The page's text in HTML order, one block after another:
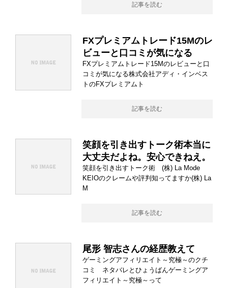
記事を読む
FXプレミアムトレード15Mのレ
ビューと口コミが気になる
FXプレミアムトレード15Mのレビューと口
コミが気になる株式会社アディ・インベス
トのFXプレミアムト
記事を読む
笑顔を引き出すトーク術本当に
大丈夫だよね。安心できねえ。
笑顔を引き出すトーク術 (株) La Mode
KEIOのクレームや評判知ってますか(株) La
M
記事を読む
尾形 智志さんの経歴教えて
ゲーミングアフィリエイト～究極～のクチ
コミ ネタバレとひょうばんゲーミングア
フィリエイト～究極～って